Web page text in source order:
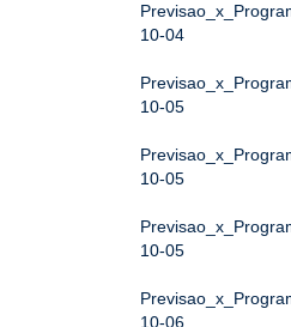
10-04
10-05
10-05
10-05
10-06